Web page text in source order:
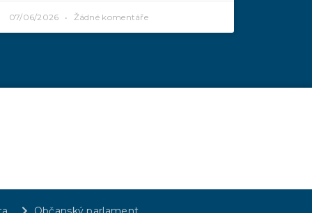
07/06/2026 Žádné komentáře